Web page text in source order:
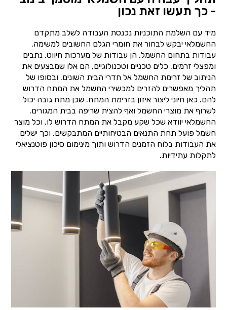
- כך תעשו זאת נכון
מיד עם השלמת התוכניות נכנסת העבודה לשלב מתקדם
החשמלאי יבקש לבחור את חומרי הגלם החשובים למשימה.
עבודות בתחום החשמל, הן עבודות של מערכות חיווט, נתבים
ומפצלי זרמים. כלים טכניים וטכנולוגיים, הם אלו שמבצעים את
הניתוב של זרימת החשמל אל חדרי הבית השונים. ובסופו של
תהליך מאפשרים להזרים למכשירי החשמל את המתח הדרוש
להם. כאן חיוני ליצור איזון בזרימת המתח. שכן מתח גובה יכול
לשרוף את מוצרי החשמל ואף להצית שריפה בבית המגורים.
החשמלאי יוודא שכל שקע מקבל את המתח הדרוש לו. וכל מוצר
חשמל פועל תחת התנאים הבטיחותיים המתבקשים. וכך ישלים
את העבודות בלוח הזמנים הדרוש ותוך מינימום סיכון פוטנציאלי
לתקלות עתידיות.